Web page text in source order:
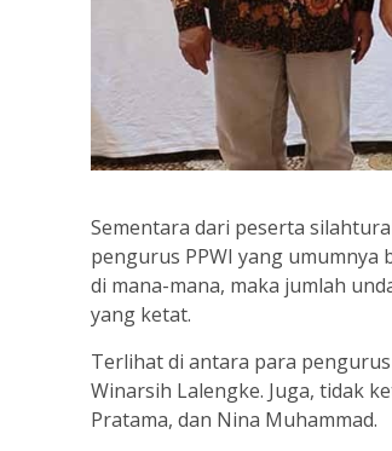
Sementara dari peserta
pengurus PPWI yang umumnya
di mana-mana, maka jumlah
yang ketat.
Terlihat di antara para
Winarsih Lalengke. Juga, tidak
Pratama, dan Nina Muhammad.